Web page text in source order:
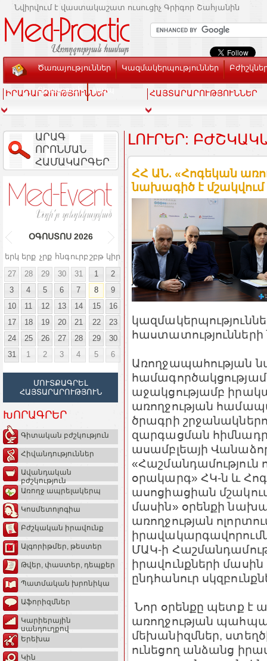
Նվիրվում է վաստակաշատ ուսուցիչ Գրիգոր Շահյանին
Ծառայություններ Կազմակերպություններ
Տեսասրահ Կապ
ԻՐԱԴԱՐՁՈՒԹՅՈՒՆՆԵՐ ՀԱՅՏԱՐԱՐՈՒԹՅՈՒՆՆԵՐ
ԱՐԱԳ
ՈՐՈՆՄԱՆ
ՀԱՄԱԿԱՐԳԵՐ
ՕԳՈՍՏՈՍ 2026
երկ երք չրք հնգուրբ շբթ կիր
27
28 29 30 31 1
2
3
4 5 6 7 8
9
10
11 12 13 14 15
16
17
18 19 20 21 22
23
24
25 26 27 28 29
30
31
1 2 3 4 5 6
ՄՈՒՏՔԱԳՐԵԼ
ՀԱՅՏԱՐԱՐՈՒԹՅՈՒՆ
ԽՈՐԱԳՐԵՐ
Գիտական բժշկություն
Հիվանդություններ
Ավանդական
բժշկություն
Առողջ ապրելակերպ
Կոսմետոլոգիա
Բժշկական իրավունք
Ալգորիթմեր, թեստեր
Թվեր, փաստեր, դեպքեր
Պատմական խրոնիկա
Աֆորիզմներ
Կարիերային
սանդուղքով
Երեխա
Կին
ԼՈՒՐԵՐ:
ՀՀ ԱՆ. «Հոգեկան
նախագիծ է մշակվում
հաստատությունների
Առողջապահության
աջակցությամբ
առողջության
ծրագրի
զարգացման
ասամբլեայի
«Հաշմանդամություն
օրակարգ» ՀԿ-ն և
ասոցիացիան
մասին» օրենքի
առողջության
ՄԱԿ-ի
իրավունքների
ընդհանուր
Նոր օրենքը պետք է
առողջության
մեխանիզմներ,
ունեցող անձանց